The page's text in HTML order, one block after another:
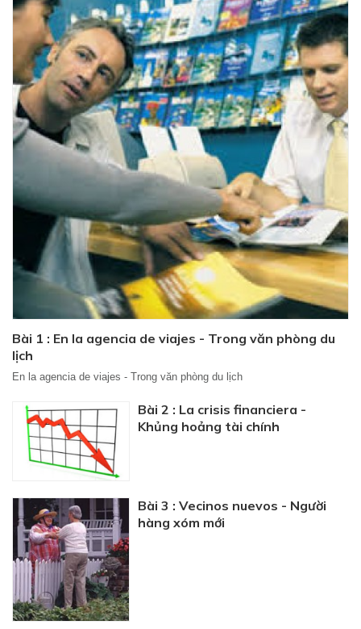
Bài 1 : En la agencia de viajes - Trong văn phòng du
lịch
En la agencia de viajes - Trong văn phòng du lịch
Bài 2 : La crisis financiera -
Khủng hoảng tài chính
Bài 3 : Vecinos nuevos - Người
hàng xóm mới